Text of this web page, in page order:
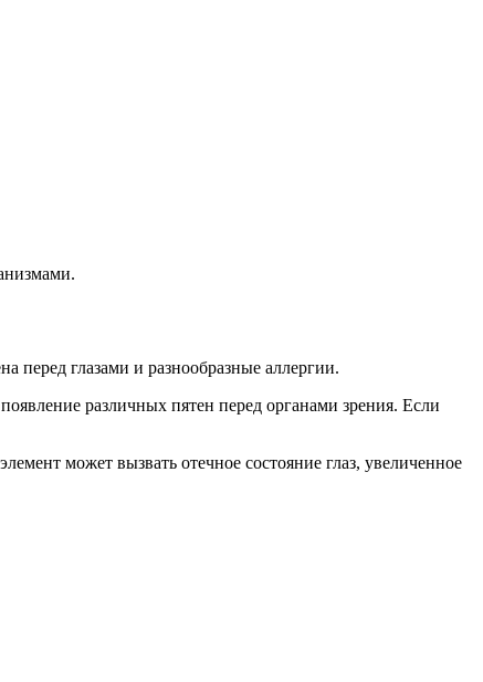
перед глазами и разнообразные аллергии.
различных пятен перед органами зрения. Если
может вызвать отечное состояние глаз, увеличенное